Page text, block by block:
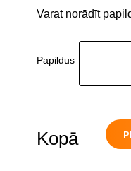
Varat norādīt
Papildus
Kopā